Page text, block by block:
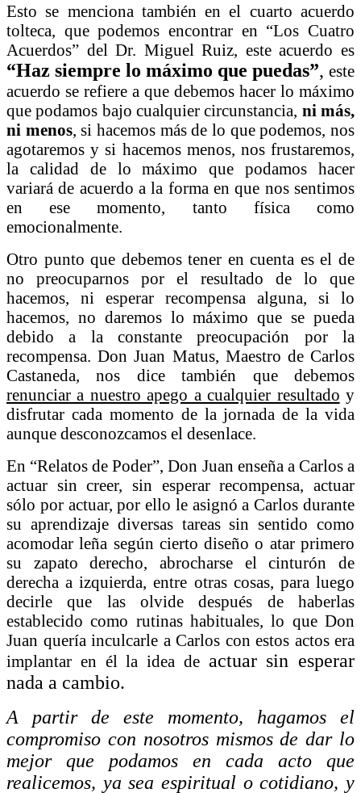
Esto se menciona también en el cuarto acuerdo
tolteca, que podemos encontrar en “Los Cuatro
Acuerdos” del Dr. Miguel Ruiz, este acuerdo es
“Haz siempre lo máximo que puedas”, este
acuerdo se refiere a que debemos hacer lo máximo
que podamos bajo cualquier circunstancia, ni más,
ni menos, si hacemos más de lo que podemos, nos
agotaremos y si hacemos menos, nos frustaremos,
la calidad de lo máximo que podamos hacer
variará de acuerdo a la forma en que nos sentimos
en ese momento, tanto física como
emocionalmente.
Otro punto que debemos tener en cuenta es el de
no preocuparnos por el resultado de lo que
hacemos, ni esperar recompensa alguna, si lo
hacemos, no daremos lo máximo que se pueda
debido a la constante preocupación por la
recompensa. Don Juan Matus, Maestro de Carlos
Castaneda, nos dice también que debemos
renunciar a nuestro apego a cualquier resultado y
disfrutar cada momento de la jornada de la vida
aunque desconozcamos el desenlace.
En “Relatos de Poder”, Don Juan enseña a Carlos a
actuar sin creer, sin esperar recompensa, actuar
sólo por actuar, por ello le asignó a Carlos durante
su aprendizaje diversas tareas sin sentido como
acomodar leña según cierto diseño o atar primero
su zapato derecho, abrocharse el cinturón de
derecha a izquierda, entre otras cosas, para luego
decirle que las olvide después de haberlas
establecido como rutinas habituales, lo que Don
Juan quería inculcarle a Carlos con estos actos era
implantar en él la idea de actuar sin esperar
nada a cambio.
A partir de este momento, hagamos el
compromiso con nosotros mismos de dar lo
mejor que podamos en cada acto que
realicemos, ya sea espiritual o cotidiano, y